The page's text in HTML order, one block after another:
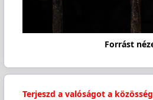
Forrást
Terjeszd a valóságot a